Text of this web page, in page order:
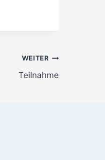
WEITER
Teilnahme